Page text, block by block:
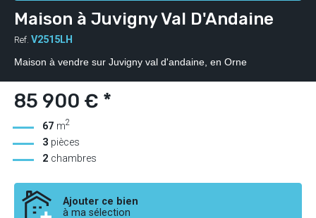
Maison à Juvigny Val D'Andaine
Ref. V2515LH
Maison à vendre sur Juvigny val d'andaine, en Orne
85 900 € *
67 m2
3 pièces
2 chambres
Ajouter ce bien
à ma sélection